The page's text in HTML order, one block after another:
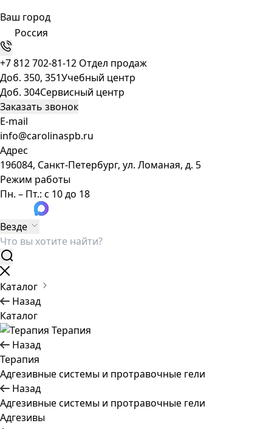
Ваш город
Россия
+7 812 702-81-12 Отдел продаж
Доб. 350, 351Учебный центр
Доб. 304Сервисный центр
Заказать звонок
E-mail
info@carolinaspb.ru
Адрес
196084, Санкт-Петербург, ул. Ломаная, д. 5
Режим работы
Пн. – Пт.: с 10 до 18
Везде
Каталог
Назад
Каталог
Терапия
Назад
Терапия
Адгезивные системы и протравочные гели
Назад
Адгезивные системы и протравочные гели
Адгезивы